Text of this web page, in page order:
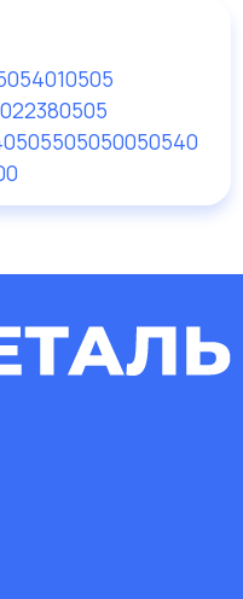
010505
022380505
505050050540